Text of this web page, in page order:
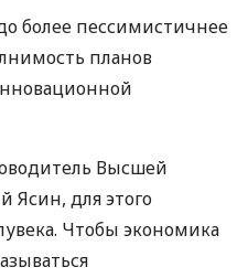
более пессимистичнее
планов
Высшей
Ясин, для этого
Чтобы экономика